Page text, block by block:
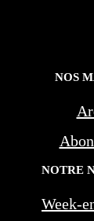
NOS
NOTRE
Week-